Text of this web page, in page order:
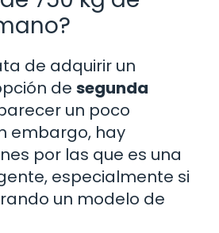
de adquirir un
de segunda
un poco
embargo, hay
por las que es una
especialmente si
un modelo de